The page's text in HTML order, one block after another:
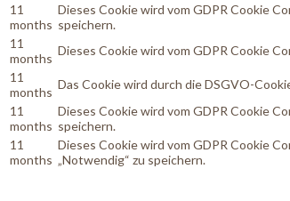
11
months
Dieses Cookie wird vom GDPR Cookie
speichern.
11
months
Dieses Cookie wird vom GDPR Cookie
11
months
Das Cookie wird durch die DSGVO-
11
months
Dieses Cookie wird vom GDPR Cookie
speichern.
11
months
Dieses Cookie wird vom GDPR Cookie
„Notwendig“ zu speichern.